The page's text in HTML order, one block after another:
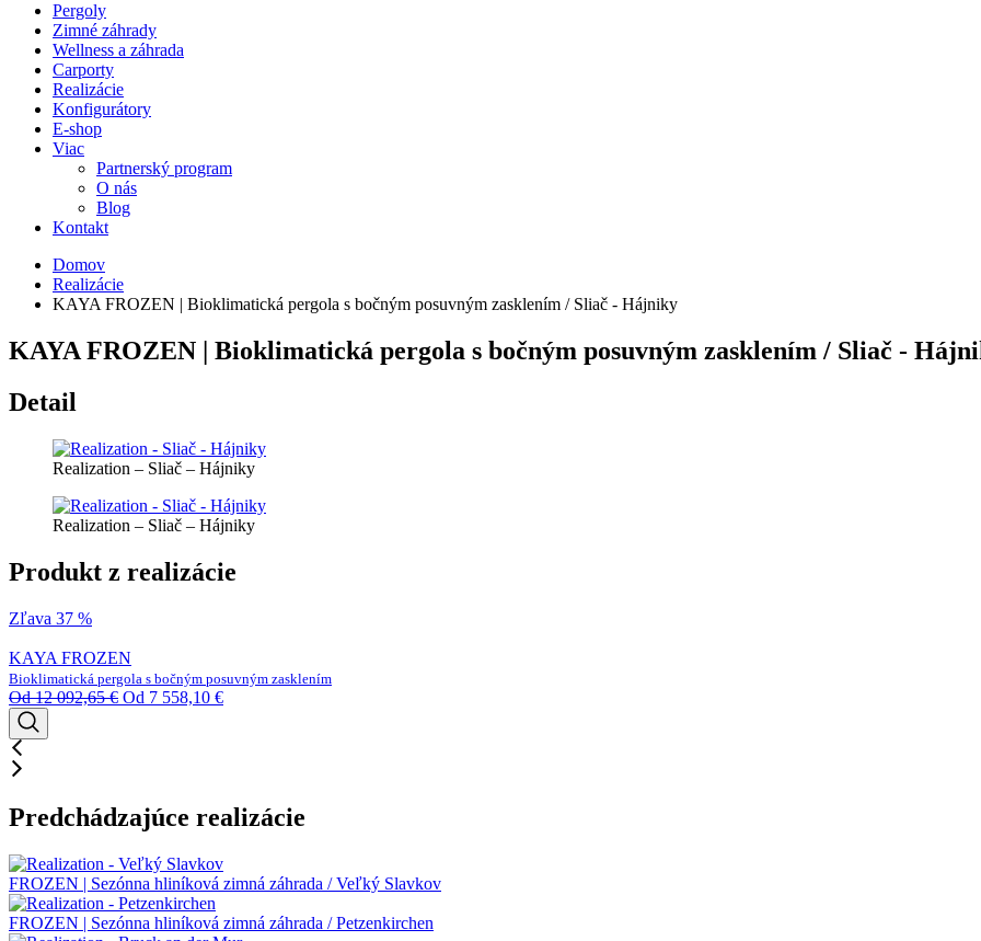
Pergoly
Zimné záhrady
Wellness a záhrada
Carporty
Realizácie
Konfigurátory
E-shop
Viac
Partnerský program
O nás
Blog
Kontakt
Domov
Realizácie
KAYA FROZEN | Bioklimatická pergola s bočným posuvným zasklením / Sliač - Hájniky
KAYA FROZEN | Bioklimatická pergola s bočným posuvným zasklením / Sliač -
Detail
Realization – Sliač – Hájniky
Realization – Sliač – Hájniky
Produkt z realizácie
Zľava 37 %
KAYA FROZEN
Bioklimatická pergola s bočným posuvným zasklením
Od12 092,65€ Od 7 558,10 €
Predchádzajúce realizácie
FROZEN | Sezónna hliníková zimná záhrada / Veľký Slavkov
FROZEN | Sezónna hliníková zimná záhrada / Petzenkirchen